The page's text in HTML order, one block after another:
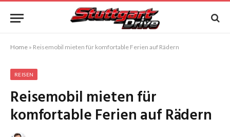
Home » Reisemobil mieten für komfortable Ferien auf Rädern
REISEN
Reisemobil mieten für
komfortable Ferien auf Rädern